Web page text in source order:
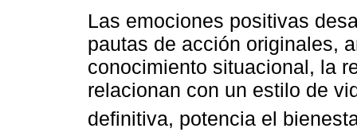
Las emociones positivas
pautas de acción originales,
conocimiento situacional, la
relacionan con un estilo de
definitiva, potencia el